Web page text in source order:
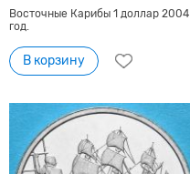
Восточные Карибы 1 доллар 2004
год.
В корзину